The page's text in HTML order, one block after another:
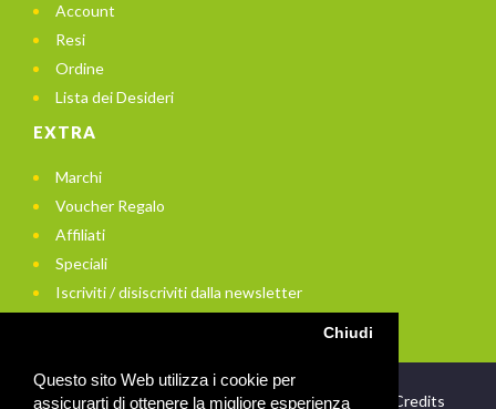
Questo sito Web utilizza i cookie per
assicurarti di ottenere la migliore esperienza
Chiudi
Account
Resi
Ordine
Lista dei Desideri
EXTRA
Marchi
Voucher Regalo
Affiliati
Speciali
Iscriviti / disiscriviti dalla newsletter
© 2021 In Bici di Enrico Arito - P.Iva: 01956740672 - Credits